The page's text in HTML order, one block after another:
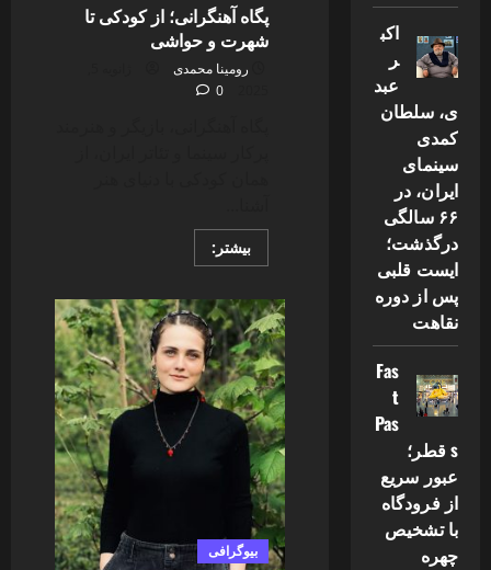
پگاه آهنگرانی؛ از کودکی تا
شهرت و حواشی
رومینا محمدی
0
بیشتر:Read
more
آهنگرانی؛
از
کودکی
تا
شهرت
و
حواشی
بیوگرافی
اکب
ر
عبد
ی، سلطان
کمدی
سینمای
ایران، در
۶۶ سالگی
درگذشت؛
ایست قلبی
پس از دوره
نقاهت
Fas
t
Pas
s قطر؛
عبور سریع
از فرودگاه
با تشخیص
چهره